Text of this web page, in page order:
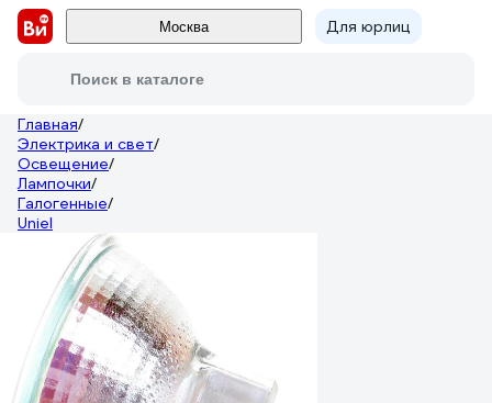
Москва Для юрлиц
Поиск в каталоге
Главная/
Электрика и свет/
Освещение/
Лампочки/
Галогенные/
Uniel